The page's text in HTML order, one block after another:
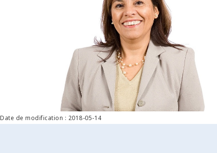
Date de modification : 2018-05-14